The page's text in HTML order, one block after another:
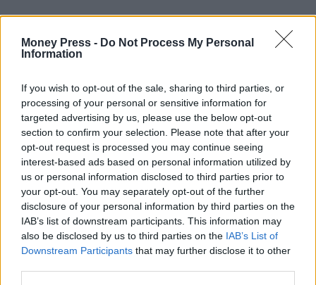
Money Press - Do Not Process My Personal
Information
If you wish to opt-out of the sale, sharing to third parties, or
processing of your personal or sensitive information for
targeted advertising by us, please use the below opt-out
section to confirm your selection. Please note that after your
opt-out request is processed you may continue seeing
interest-based ads based on personal information utilized by
us or personal information disclosed to third parties prior to
your opt-out. You may separately opt-out of the further
disclosure of your personal information by third parties on the
IAB’s list of downstream participants. This information may
also be disclosed by us to third parties on the IAB’s List of
Downstream Participants that may further disclose it to other
Μητσοτάκης
FacebookTwitter PinterestLinkedInTumblr Telegram
PREVIOUS ARTICLE
Τα πρωτοσέλιδα των
πολιτικών και αθλητικών
NEXT ARTICLE
Πώς η Ελλάδα θα κερδίσει
σπουδαία μακροπρόθεσμα